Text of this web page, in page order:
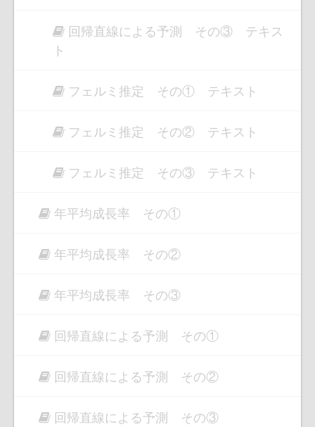
回帰直線による予測 その③ テキス
ト
フェルミ推定 その① テキスト
フェルミ推定 その② テキスト
フェルミ推定 その③ テキスト
年平均成長率 その①
年平均成長率 その②
年平均成長率 その③
回帰直線による予測 その①
回帰直線による予測 その②
回帰直線による予測 その③